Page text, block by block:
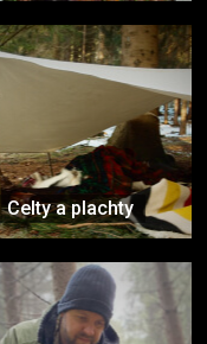
Celty a plachty